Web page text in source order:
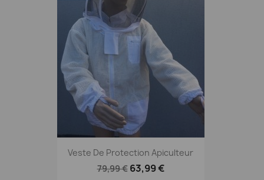
Veste De Protection Apiculteur
79,99 € 63,99 €